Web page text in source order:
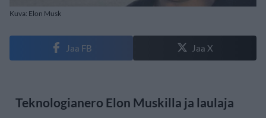
Kuva: Elon Musk
Jaa FB Jaa X
Teknologianero Elon Muskilla ja laulaja